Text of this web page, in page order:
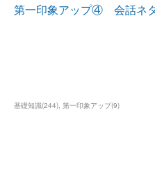
第一印象アップ④ 会話ネ
基礎知識(244) 第一印象アップ(9)